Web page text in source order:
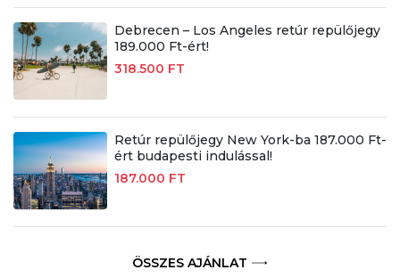
Debrecen – Los Angeles retúr repülőjegy
189.000 Ft-ért!
318.500 FT
Retúr repülőjegy New York-ba 187.000 Ft-
ért budapesti indulással!
187.000 FT
ÖSSZES AJÁNLAT